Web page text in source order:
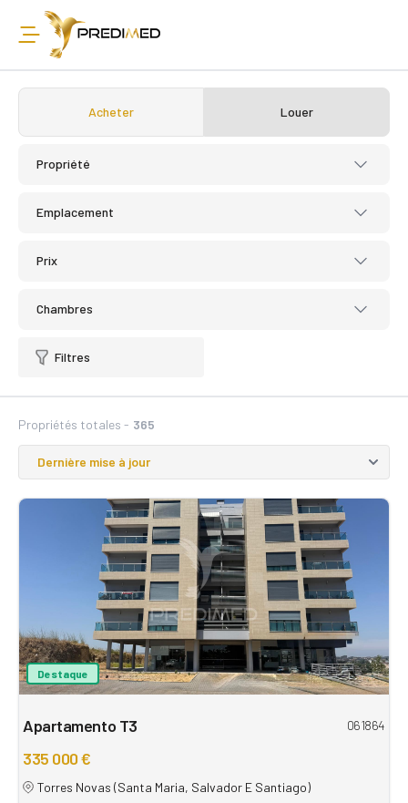
Acheter Louer
Propriété
Emplacement
Prix
Chambres
Filtres
Propriétés totales - 365
Destaque
Apartamento T3 061864
335 000 €
Torres Novas (Santa Maria, Salvador E Santiago)